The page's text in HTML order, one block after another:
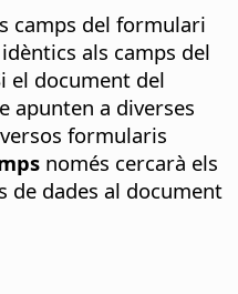
camps del formulari
als camps del
el document del
apunten a diverses
formularis
només cercarà els
de dades al document